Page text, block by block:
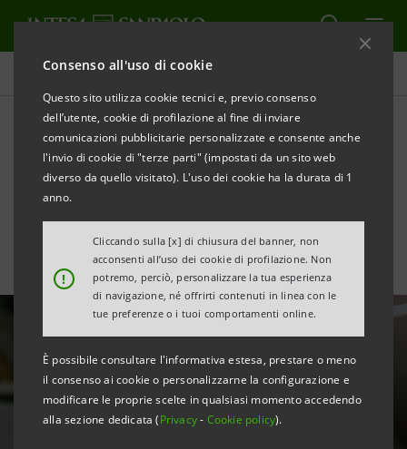
Consenso all'uso di cookie
Questo sito utilizza cookie tecnici e, previo consenso
dell’utente, cookie di profilazione al fine di inviare
comunicazioni pubblicitarie personalizzate e consente anche
l'invio di cookie di "terze parti" (impostati da un sito web
diverso da quello visitato). L'uso dei cookie ha la durata di 1
anno.
!
Cliccando sulla [x] di chiusura del banner, non
acconsenti all’uso dei cookie di profilazione. Non
potremo, perciò, personalizzare la tua esperienza
di navigazione, né offrirti contenuti in linea con le
tue preferenze o i tuoi comportamenti online.
È possibile consultare l'informativa estesa, prestare o meno
il consenso ai cookie o personalizzarne la configurazione e
modificare le proprie scelte in qualsiasi momento accedendo
alla sezione dedicata (Privacy- Cookie policy).
Ricerche Comportamentali
Bes 2021, il benessere
equo e sostenibile in Italia